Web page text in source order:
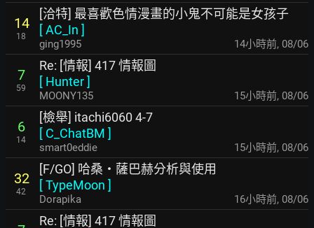
14
18
[洽特] 最喜歡色情漫畫的小鬼不可能是女孩子
[AC_In ]
ging1995 14小時前, 08/06
7
59
Re: [情報] 417 情報圖
[ Hunter]
MOONY135 15小時前, 08/06
6
14
[檢舉] itachi6060 4-7
[ C_ChatBM ]
smart0eddie 15小時前, 08/06
32
42
[F/GO] 哈桑・薩巴赫分析與使用
[TypeMoon ]
Dorapika 16小時前, 08/06
Re: [情報] 417 情報圖